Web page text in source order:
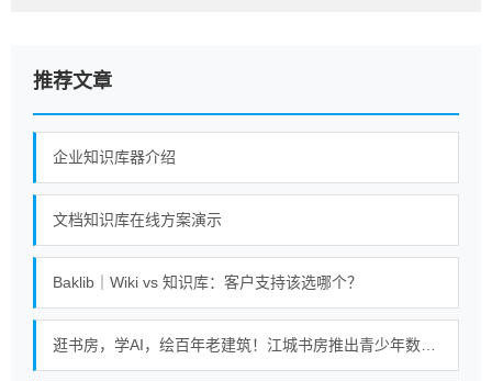
推荐文章
企业知识库器介绍
文档知识库在线方案演示
Baklib｜Wiki vs 知识库：客户支持该选哪个？